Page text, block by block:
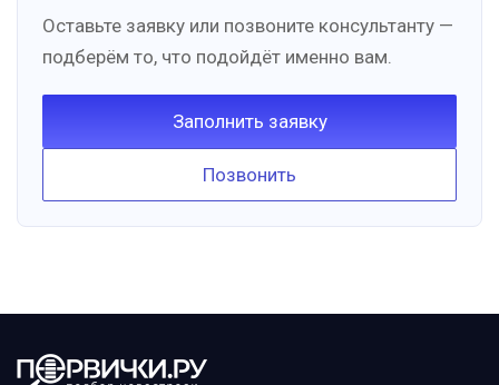
Оставьте заявку или позвоните консультанту —
подберём то, что подойдёт именно вам.
Заполнить заявку
Позвонить